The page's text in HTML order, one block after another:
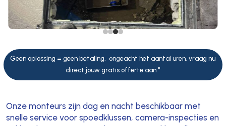
Geen oplossing = geen betaling, ongeacht het aantal uren. vraag nu
direct jouw gratis offerte aan."
Onze monteurs zijn dag en nacht beschikbaar met
snelle service voor spoedklussen, camera-inspecties en